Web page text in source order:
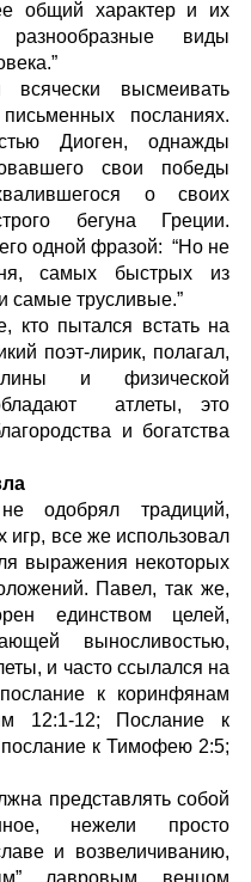
общий характер и их
виды
высмеивать
посланиях.
Диоген, однажды
свои победы
о своих
бегуна Греции.
одной фразой: “Но не
самых быстрых из
самые трусливые.”
пытался встать на
поэт-лирик, полагал,
и физической
атлеты, это
и богатства
одобрял традиций,
игр, все же использовал
выражения некоторых
Павел, так же,
единством целей,
выносливостью,
и часто ссылался на
к коринфянам
12:1-12; Послание к
к Тимофею 2:5;
представлять собой
нежели просто
и возвеличиванию,
лавровым венцом